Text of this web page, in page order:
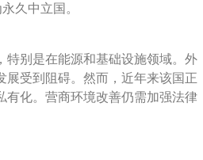
久中立国。
特别是在能源和基础设施领域。外
展受到阻碍。然而，近年来该国正
有化。营商环境改善仍需加强法律